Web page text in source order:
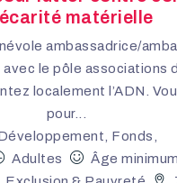
matérielle
ambassadrice/
le pôle associations
localement l’ADN.
pour...
Fonds,
Adultes
Âge